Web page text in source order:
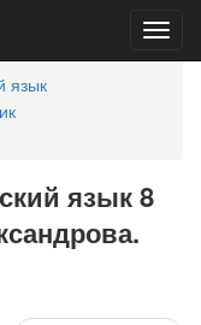
язык
язык 8